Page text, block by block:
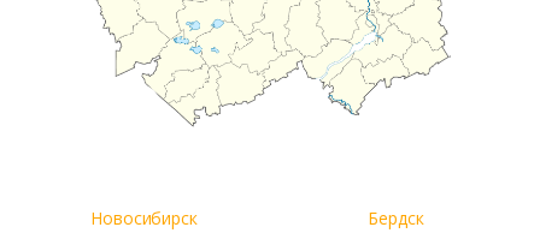
Новосибирск Бердск